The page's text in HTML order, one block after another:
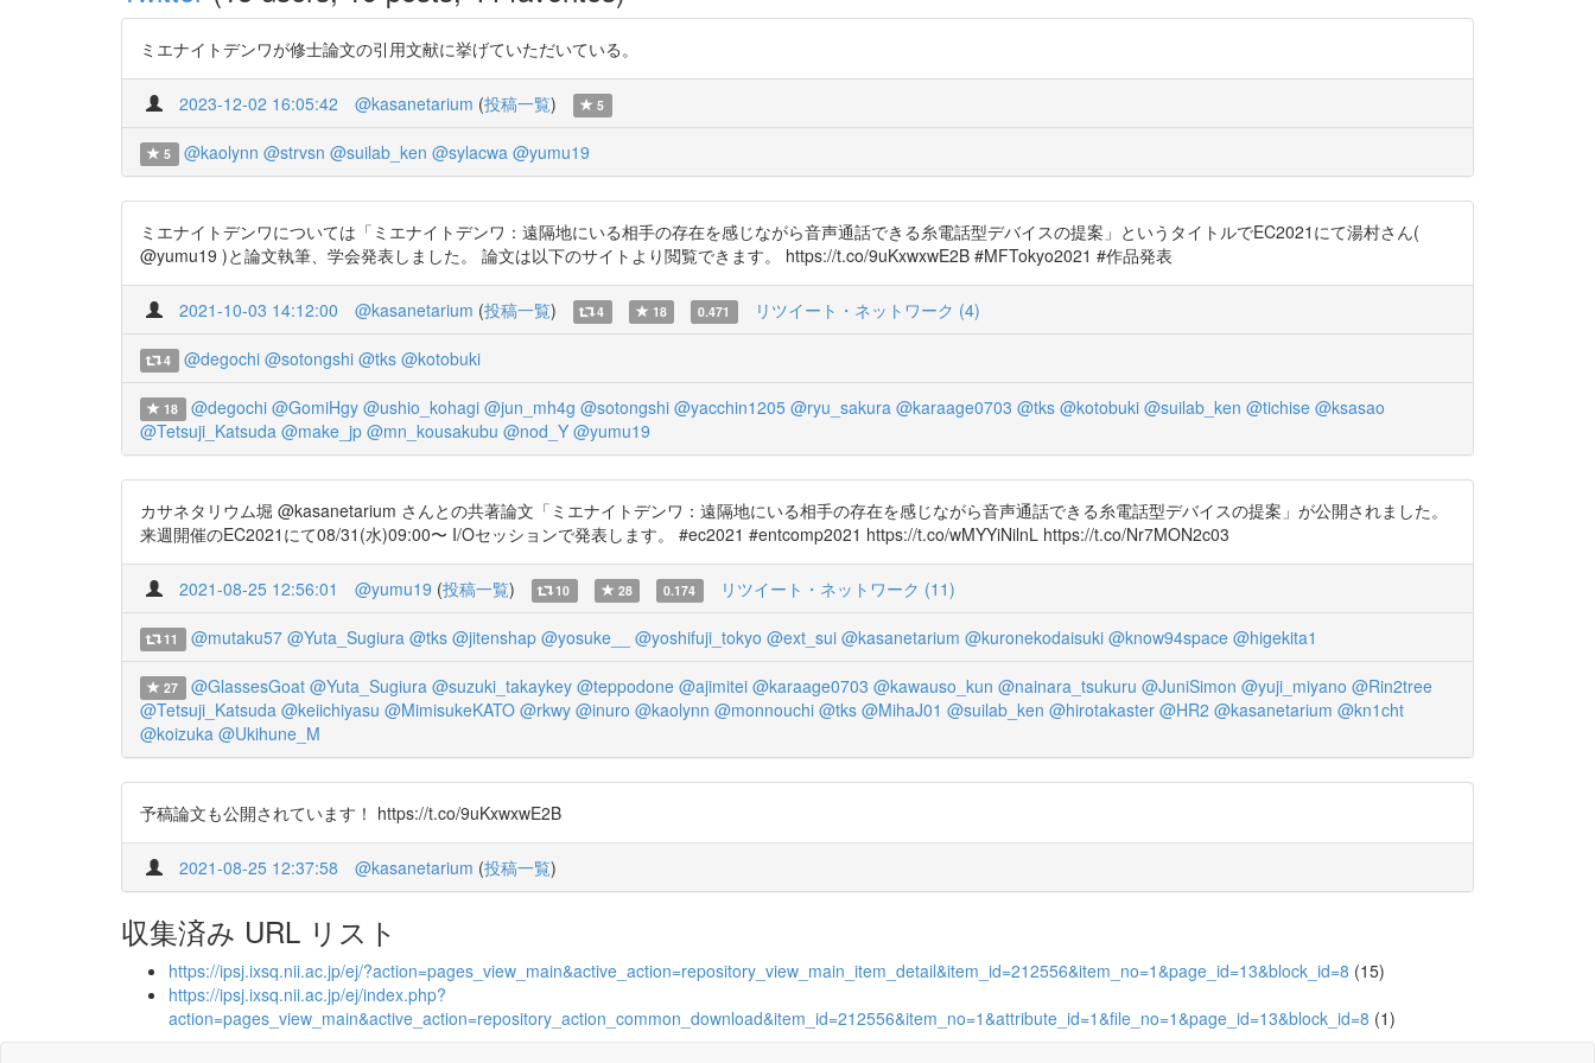
ミエナイトデンワが修士論文の引用文献に挙げていただいている。
2023-12-02 16:05:42 @kasanetarium (投稿一覧) 5
5 @kaolynn @strvsn @suilab_ken @sylacwa @yumu19
ミエナイトデンワについては「ミエナイトデンワ：遠隔地にいる相手の存在を感じながら音声通話できる糸電話型デバイスの提案」というタイトルでEC2021にて湯村さん(
@yumu19 )と論文執筆、学会発表しました。 論文は以下のサイトより閲覧できます。 https://t.co/9uKxwxwE2B #MFTokyo2021 #作品発表
2021-10-03 14:12:00 @kasanetarium (投稿一覧) 4 18 0.471 リツイート・ネットワーク (4)
4 @degochi @sotongshi @tks @kotobuki
18 @degochi @GomiHgy @ushio_kohagi @jun_mh4g @sotongshi @yacchin1205 @ryu_sakura @karaage0703 @tks @kotobuki @suilab_ken @tichise @ksasao
@Tetsuji_Katsuda @make_jp @mn_kousakubu @nod_Y @yumu19
カサネタリウム堀 @kasanetarium さんとの共著論文「ミエナイトデンワ：遠隔地にいる相手の存在を感じながら音声通話できる糸電話型デバイスの提案」が公開されました。
来週開催のEC2021にて08/31(水)09:00〜 I/Oセッションで発表します。 #ec2021 #entcomp2021 https://t.co/wMYYiNilnL https://t.co/Nr7MON2c03
2021-08-25 12:56:01 @yumu19 (投稿一覧) 10 28 0.174 リツイート・ネットワーク (11)
11 @mutaku57 @Yuta_Sugiura @tks @jitenshap @yosuke__ @yoshifuji_tokyo @ext_sui @kasanetarium @kuronekodaisuki @know94space @higekita1
27 @GlassesGoat @Yuta_Sugiura @suzuki_takaykey @teppodone @ajimitei @karaage0703 @kawauso_kun @nainara_tsukuru @JuniSimon @yuji_miyano @Rin2tree
@Tetsuji_Katsuda @keiichiyasu @MimisukeKATO @rkwy @inuro @kaolynn @monnouchi @tks @MihaJ01 @suilab_ken @hirotakaster @HR2 @kasanetarium @kn1cht
@koizuka @Ukihune_M
予稿論文も公開されています！ https://t.co/9uKxwxwE2B
2021-08-25 12:37:58 @kasanetarium (投稿一覧)
収集済み URL リスト
https://ipsj.ixsq.nii.ac.jp/ej/?action=pages_view_main&active_action=repository_view_main_item_detail&item_id=212556&item_no=1&page_id=13&block_id=8 (15)
https://ipsj.ixsq.nii.ac.jp/ej/index.php?
action=pages_view_main&active_action=repository_action_common_download&item_id=212556&item_no=1&attribute_id=1&file_no=1&page_id=13&block_id=8 (1)